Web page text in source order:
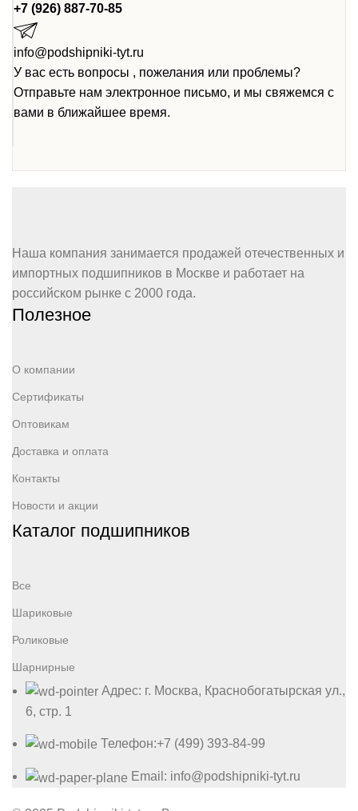
+7 (926) 887-70-85
info@podshipniki-tyt.ru
У вас есть вопросы , пожелания или проблемы?
Отправьте нам электронное письмо, и мы свяжемся с
вами в ближайшее время.
Наша компания занимается продажей отечественных и
импортных подшипников в Москве и работает на
российском рынке с 2000 года.
Полезное
О компании
Сертификаты
Оптовикам
Доставка и оплата
Контакты
Новости и акции
Каталог подшипников
Все
Шариковые
Роликовые
Шарнирные
Адрес: г. Москва, Краснобогатырская ул.,
6, стр. 1
Телефон:+7 (499) 393-84-99
Email: info@podshipniki-tyt.ru